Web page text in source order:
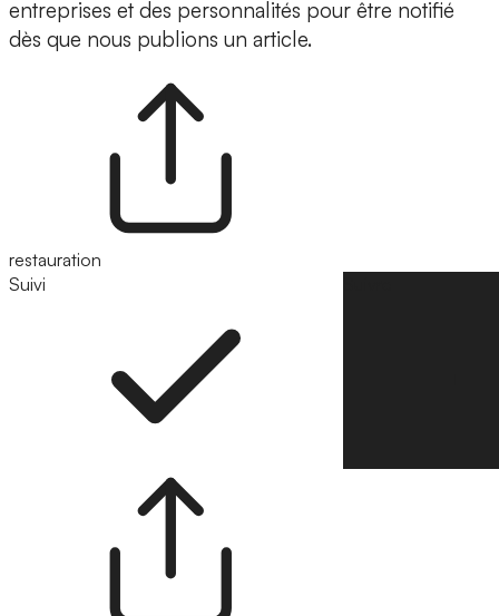
entreprises et des personnalités pour être notifié
dès que nous publions un article.
restauration
Suivi